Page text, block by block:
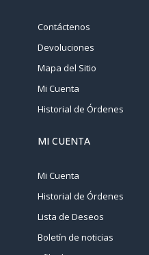
Contáctenos
Devoluciones
Mapa del Sitio
Mi Cuenta
Historial de Órdenes
MI CUENTA
Mi Cuenta
Historial de Órdenes
Lista de Deseos
Boletín de noticias